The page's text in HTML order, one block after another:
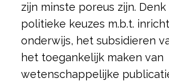
zijn minste poreus zijn. Denk
politieke keuzes m.b.t.
onderwijs, het subsidieren
het toegankelijk maken van
wetenschappelijke